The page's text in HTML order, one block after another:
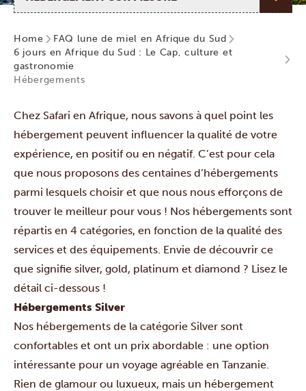
Home
FAQ lune de miel en Afrique du Sud
6 jours en Afrique du Sud : Le Cap, culture et
gastronomie
Hébergements
Chez Safari en Afrique, nous savons à quel point les
hébergement peuvent influencer la qualité de votre
expérience, en positif ou en négatif. C’est pour cela
que nous proposons des centaines d’hébergements
parmi lesquels choisir et que nous nous efforçons de
trouver le meilleur pour vous ! Nos hébergements sont
répartis en 4 catégories, en fonction de la qualité des
services et des équipements. Envie de découvrir ce
que signifie silver, gold, platinum et diamond ? Lisez le
détail ci-dessous !
Hébergements Silver
Nos hébergements de la catégorie Silver sont
confortables et ont un prix abordable : une option
intéressante pour un voyage agréable en Tanzanie.
Rien de glamour ou luxueux, mais un hébergement